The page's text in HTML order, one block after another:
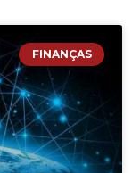
FINANÇAS